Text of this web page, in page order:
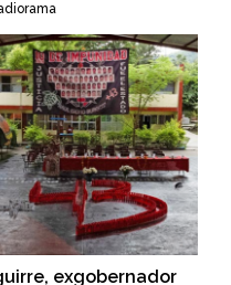
exgobernador